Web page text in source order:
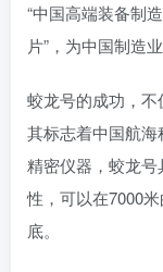
“中国高端装备制
片”，为中国制造
蛟龙号的成功，
其标志着中国航
精密仪器，蛟龙
性，可以在7000
底。